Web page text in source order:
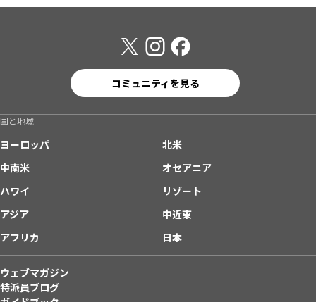
コミュニティを見る
国と地域
ヨーロッパ
北米
中南米
オセアニア
ハワイ
リゾート
アジア
中近東
アフリカ
日本
ウェブマガジン
特派員ブログ